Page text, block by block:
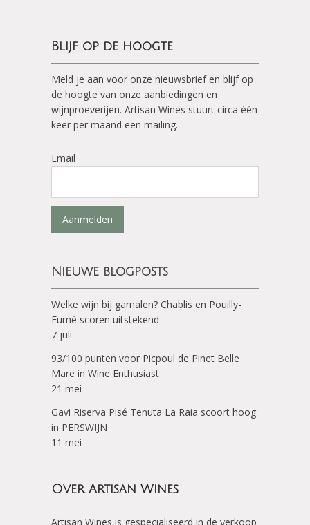
Blijf op de hoogte
Meld je aan voor onze nieuwsbrief en blijf op
de hoogte van onze aanbiedingen en
wijnproeverijen. Artisan Wines stuurt circa één
keer per maand een mailing.
Email
Aanmelden
Nieuwe blogposts
Welke wijn bij garnalen? Chablis en Pouilly-
Fumé scoren uitstekend
7 juli
93/100 punten voor Picpoul de Pinet Belle
Mare in Wine Enthusiast
21 mei
Gavi Riserva Pisé Tenuta La Raia scoort hoog
in PERSWIJN
11 mei
Over Artisan Wines
Artisan Wines is gespecialiseerd in de verkoop